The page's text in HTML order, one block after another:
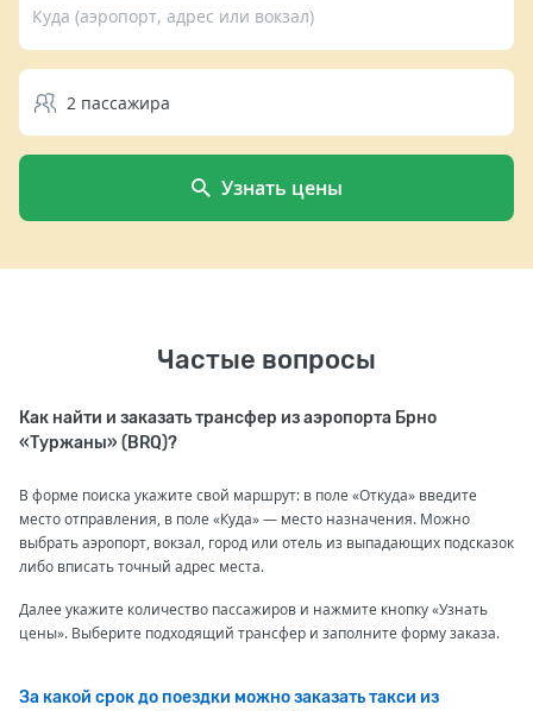
Куда (аэропорт, адрес или вокзал)
2 пассажира
Узнать цены
Частые вопросы
Как найти и заказать трансфер из аэропорта Брно
«Туржаны» (BRQ)?
В форме поиска укажите свой маршрут: в поле «Откуда» введите
место отправления, в поле «Куда» — место назначения. Можно
выбрать аэропорт, вокзал, город или отель из выпадающих подсказок
либо вписать точный адрес места.
Далее укажите количество пассажиров и нажмите кнопку «Узнать
цены». Выберите подходящий трансфер и заполните форму заказа.
За какой срок до поездки можно заказать такси из